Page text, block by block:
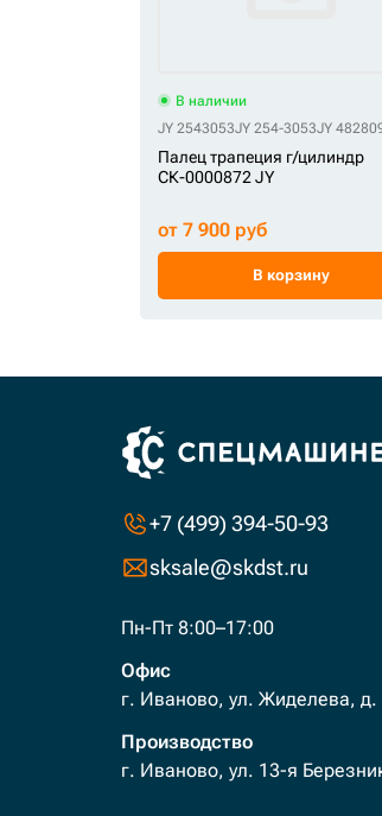
В наличии
JY 2543053JY 254-3053JY
Палец трапеция г/цилиндр
СК-0000872 JY
от 7 900 руб
В корзину
+7 (499) 394-50-93
sksale@skdst.ru
Пн-Пт 8:00–17:00
Офис
г. Иваново, ул. Жиделева, д.
Производство
г. Иваново, ул. 13-я